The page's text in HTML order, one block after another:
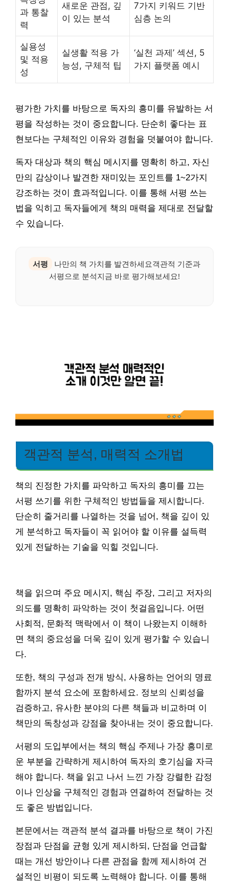
과 통찰
력
새로운 관점, 깊
이 있는 분석
7가지 키워드 기반
심층 논의
실용성
및 적용
성
실생활 적용 가
능성, 구체적 팁
‘실천 과제’ 섹션, 5
가지 플랫폼 예시
평가한 가치를 바탕으로 독자의 흥미를 유발하는 서
평을 작성하는 것이 중요합니다. 단순히 좋다는 표
현보다는 구체적인 이유와 경험을 덧붙여야 합니다.
독자 대상과 책의 핵심 메시지를 명확히 하고, 자신
만의 감상이나 발견한 재미있는 포인트를 1~2가지
강조하는 것이 효과적입니다. 이를 통해 서평 쓰는
법을 익히고 독자들에게 책의 매력을 제대로 전달할
수 있습니다.
서평
나만의 책 가치를 발견하세요객관적 기준과
서평으로 분석지금 바로 평가해보세요!
객관적 분석, 매력적 소개법
책의 진정한 가치를 파악하고 독자의 흥미를 끄는
서평 쓰기를 위한 구체적인 방법들을 제시합니다.
단순히 줄거리를 나열하는 것을 넘어, 책을 깊이 있
게 분석하고 독자들이 꼭 읽어야 할 이유를 설득력
있게 전달하는 기술을 익힐 것입니다.
책을 읽으며 주요 메시지, 핵심 주장, 그리고 저자의
의도를 명확히 파악하는 것이 첫걸음입니다. 어떤
사회적, 문화적 맥락에서 이 책이 나왔는지 이해하
면 책의 중요성을 더욱 깊이 있게 평가할 수 있습니
다.
또한, 책의 구성과 전개 방식, 사용하는 언어의 명료
함까지 분석 요소에 포함하세요. 정보의 신뢰성을
검증하고, 유사한 분야의 다른 책들과 비교하며 이
책만의 독창성과 강점을 찾아내는 것이 중요합니다.
서평의 도입부에서는 책의 핵심 주제나 가장 흥미로
운 부분을 간략하게 제시하여 독자의 호기심을 자극
해야 합니다. 책을 읽고 나서 느낀 가장 강렬한 감정
이나 인상을 구체적인 경험과 연결하여 전달하는 것
도 좋은 방법입니다.
본문에서는 객관적 분석 결과를 바탕으로 책이 가진
장점과 단점을 균형 있게 제시하되, 단점을 언급할
때는 개선 방안이나 다른 관점을 함께 제시하여 건
설적인 비평이 되도록 노력해야 합니다. 이를 통해